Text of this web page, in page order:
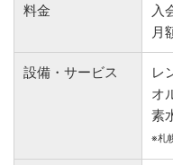
料金
入
月
設備・サービス
レ
オ
素
※札